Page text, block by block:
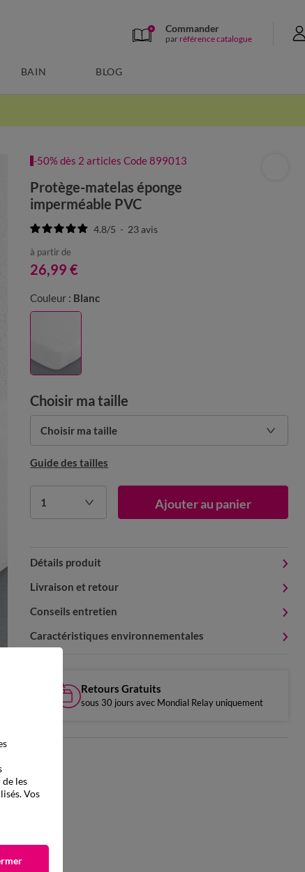
Commander
par référence catalogue
BAIN BLOG
-50% dès 2 articles Code 899013
Protège-matelas éponge
imperméable PVC
4.8/5 - 23avis
à partir de
26,99 €
Couleur : Blanc
Choisir ma taille
Choisir ma taille
Guide des tailles
1 Ajouter au panier
Détails produit
Livraison et retour
Conseils entretien
Caractéristiques environnementales
Retours Gratuits
sous 30 jours avec Mondial Relay uniquement
les
Vos